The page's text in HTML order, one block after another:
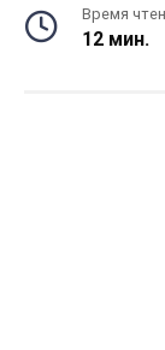
Время
12 мин.